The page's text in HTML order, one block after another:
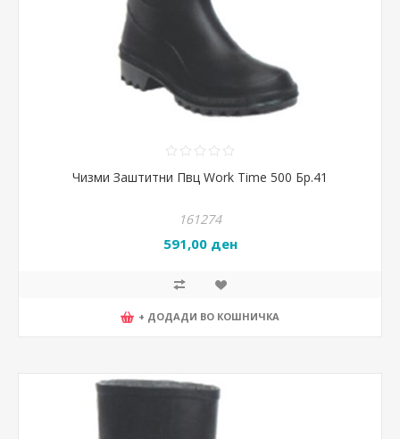
Чизми Заштитни Пвц Work Time 500 Бр.41
161274
591,00 ден
+ ДОДАДИ ВО КОШНИЧКА